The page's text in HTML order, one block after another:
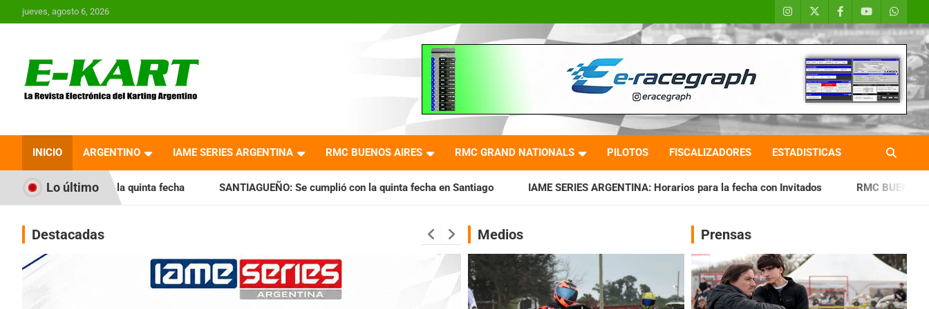
Saltar
al
jueves, agosto 6, 2026
Revista Electrónica del
Karting en Argentina
INICIO ARGENTINO IAME SERIES ARGENTINA RMC BUENOS AIRES RMC GRAND NATIONALS PILOTOS FISCALIZADORES ESTADISTICAS
Lo último
la quinta fecha SANTIAGUEÑO: Se cumplió con la quinta fecha en Santiago IAME SERIES ARGENTINA: Horarios para la fecha con Invitados RMC BUENOS AIRES: Cerró una
Destacadas Medios Prensas